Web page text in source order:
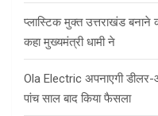
प्लास्टिक मुक्त उत्तराखंड बनाने
कहा मुख्यमंत्री धामी ने
Ola Electric अपनाएगी
पांच साल बाद किया फैसला